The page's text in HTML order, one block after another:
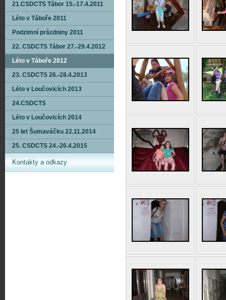
21.CSDCTS Tábor 15.-17.4.2011
Léto v Táboře 2011
Podzimní prázdniny 2011
22. CSDCTS Tábor 27.-29.4.2012
Léto v Táboře 2012
23. CSDCTS 26.-28.4.2013
Léto v Loučovicích 2013
24.CSDCTS
Léto v Loučovicích 2014
25 let Šumaváčku 22.11.2014
25. CSDCTS 24.-26.4.2015
Kontakty a odkazy